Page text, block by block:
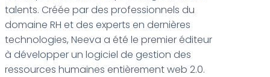
talents. Créée par des professionnels du
domaine RH et des experts en dernières
technologies, Neeva a été le premier éditeur
à développer un logiciel de gestion des
ressources humaines entièrement web 2.0.